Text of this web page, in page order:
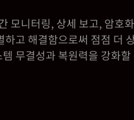
모니터링, 상세 보고, 암호
고 해결함으로써 점점 더
무결성과 복원력을 강화